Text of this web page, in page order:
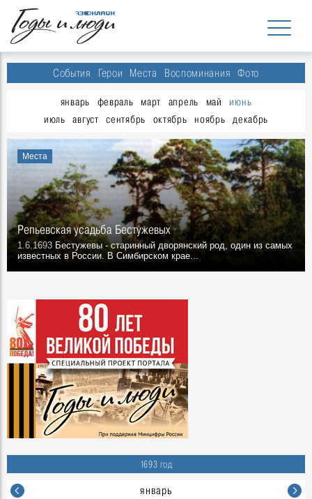
1693 год
январь
События Герои Места Воспоминания Фото
январь февраль март апрель май
июнь
июль
август сентябрь октябрь ноябрь декабрь
Места
Репьевская усадьба Бестужевых
1.6.1693 Бестужевы - старинный дворянский род, один из самых
известных в России. В Симбирском крае...